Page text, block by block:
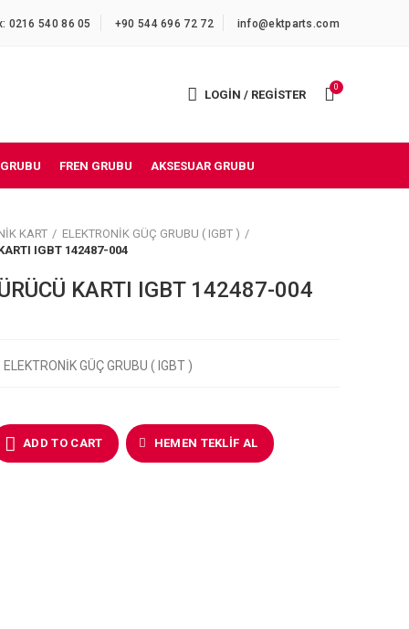
0216 540 86 05 +90 544 696 72 72 info@ektparts.com
LOGIN / REGISTER
0
FREN GRUBU AKSESUAR GRUBU
KART
ELEKTRONİK GÜÇ GRUBU ( IGBT )
IGBT 142487-004
KARTI IGBT 142487-004
ELEKTRONİK GÜÇ GRUBU ( IGBT )
ADD TO CART HEMEN TEKLIF AL